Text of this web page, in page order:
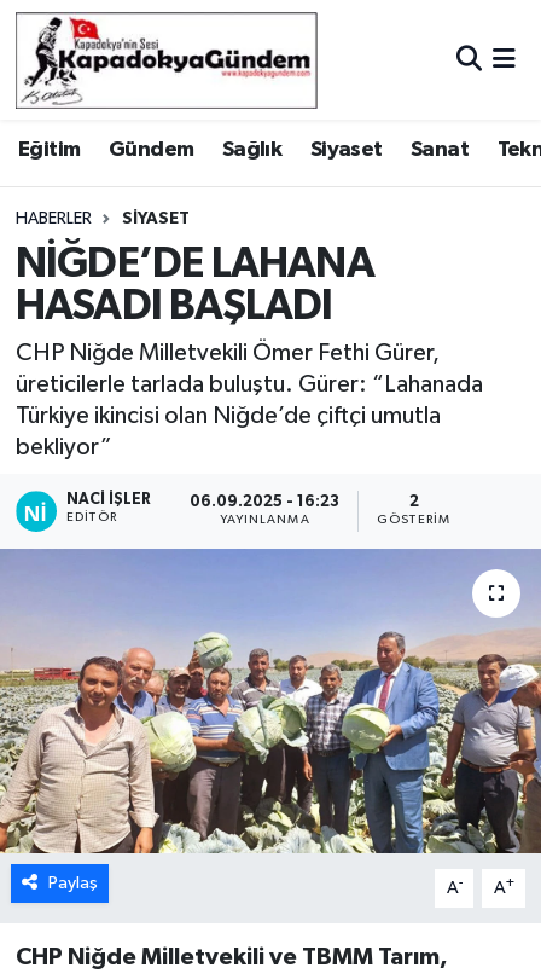
Eğitim Gündem Sağlık Siyaset Sanat
HABERLER SIYASET
NİĞDE’DE LAHANA
HASADI BAŞLADI
CHP Niğde Milletvekili Ömer Fethi Gürer,
üreticilerle tarlada buluştu. Gürer: “Lahanada
Türkiye ikincisi olan Niğde’de çiftçi umutla
bekliyor”
NACI İŞLER
EDITÖR
06.09.2025 - 16:23
YAYINLANMA
2
GÖSTERIM
Paylaş A- A+
CHP Niğde Milletvekili ve TBMM Tarım,
Hava Durumu
Trafik Durumu
Süper Lig Puan Durumu ve Fikstür
Tüm Manşetler
Son Dakika Haberleri